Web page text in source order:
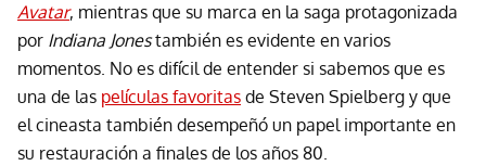
Avatar, mientras que su marca en la saga protagonizada
por Indiana Jonestambién es evidente en varios
momentos. No es difícil de entender si sabemos que es
una de las películas favoritas de Steven Spielberg y que
el cineasta también desempeñó un papel importante en
su restauración a finales de los años 80.